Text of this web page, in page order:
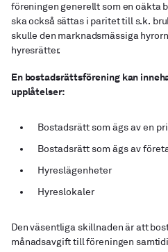
kundservice@interesta.se
föreningen generellt som en oäkta
ska också sättas i paritet till s.k.
skulle den marknadsmässiga
hyresrätter.
En bostadsrättsförening kan
upplåtelser:
Bostadsrätt som ägs av en
Bostadsrätt som ägs av
Hyreslägenheter
Hyreslokaler
Den väsentliga skillnaden är att
månadsavgift till föreningen